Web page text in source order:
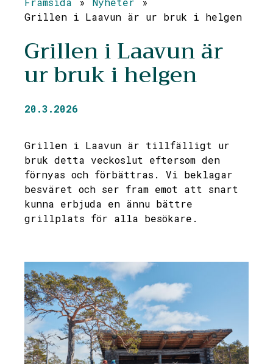
Grillen i Laavun är ur bruk i helgen
Grillen i Laavun är
ur bruk i helgen
20.3.2026
Grillen i Laavun är tillfälligt ur
bruk detta veckoslut eftersom den
förnyas och förbättras. Vi beklagar
besväret och ser fram emot att snart
kunna erbjuda en ännu bättre
grillplats för alla besökare.